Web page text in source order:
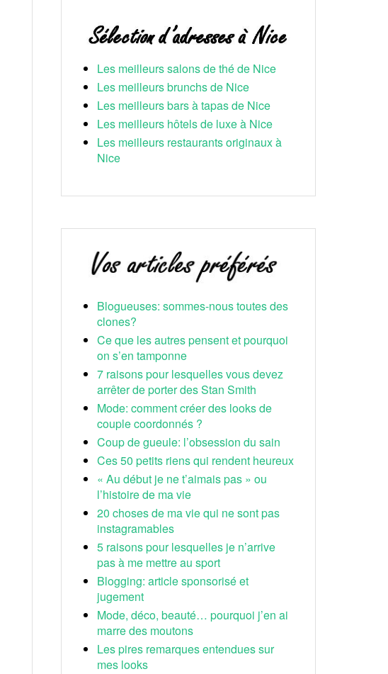
Les meilleurs salons de thé de Nice
Les meilleurs brunchs de Nice
Les meilleurs bars à tapas de Nice
Les meilleurs hôtels de luxe à Nice
Les meilleurs restaurants originaux à
Nice
Blogueuses: sommes-nous toutes des
clones?
Ce que les autres pensent et pourquoi
on s’en tamponne
7 raisons pour lesquelles vous devez
arrêter de porter des Stan Smith
Mode: comment créer des looks de
couple coordonnés ?
Coup de gueule: l’obsession du sain
Ces 50 petits riens qui rendent heureux
« Au début je ne t’aimais pas » ou
l’histoire de ma vie
20 choses de ma vie qui ne sont pas
instagramables
5 raisons pour lesquelles je n’arrive
pas à me mettre au sport
Blogging: article sponsorisé et
jugement
Mode, déco, beauté… pourquoi j’en ai
marre des moutons
Les pires remarques entendues sur
mes looks